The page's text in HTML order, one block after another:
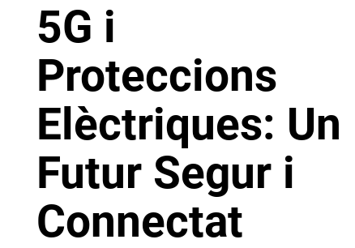
5G i
Proteccions
Elèctriques: Un
Futur Segur i
Connectat